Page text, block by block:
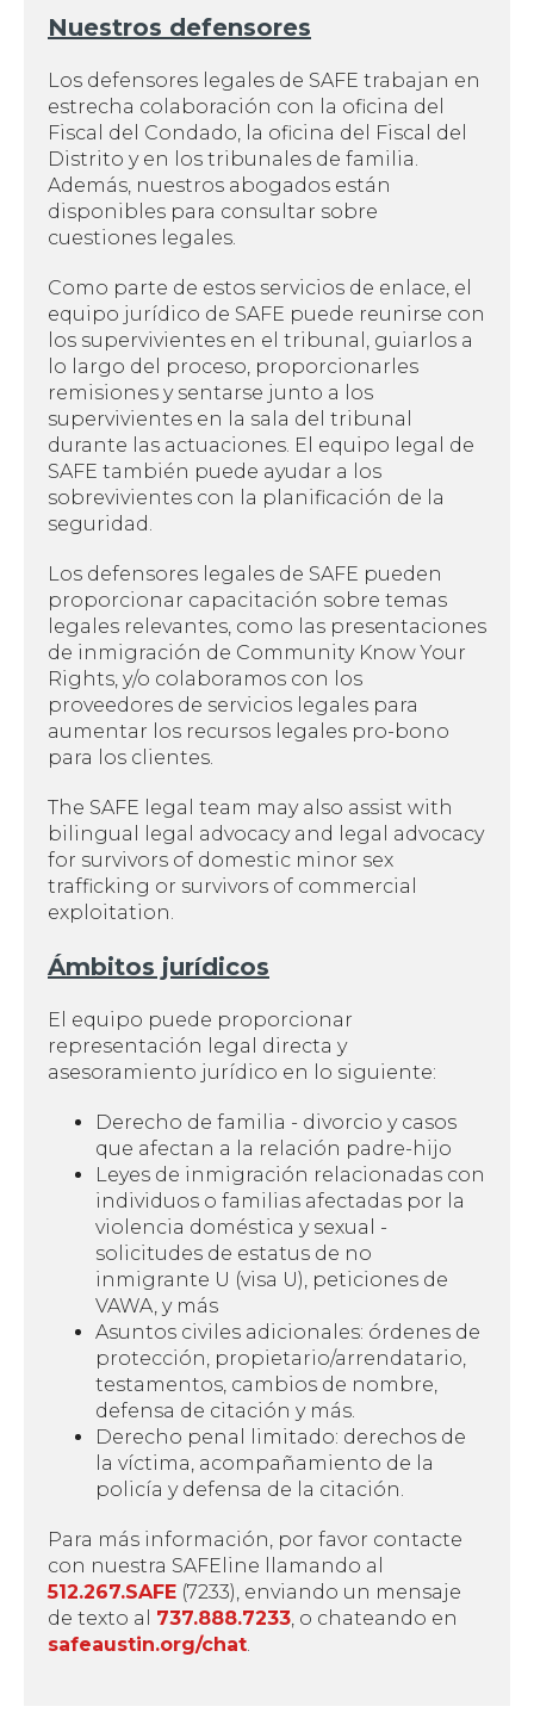
Nuestros defensores
Los defensores legales de SAFE trabajan en
estrecha colaboración con la oficina del
Fiscal del Condado, la oficina del Fiscal del
Distrito y en los tribunales de familia.
Además, nuestros abogados están
disponibles para consultar sobre
cuestiones legales.
Como parte de estos servicios de enlace, el
equipo jurídico de SAFE puede reunirse con
los supervivientes en el tribunal, guiarlos a
lo largo del proceso, proporcionarles
remisiones y sentarse junto a los
supervivientes en la sala del tribunal
durante las actuaciones. El equipo legal de
SAFE también puede ayudar a los
sobrevivientes con la planificación de la
seguridad.
Los defensores legales de SAFE pueden
proporcionar capacitación sobre temas
legales relevantes, como las presentaciones
de inmigración de Community Know Your
Rights, y/o colaboramos con los
proveedores de servicios legales para
aumentar los recursos legales pro-bono
para los clientes.
The SAFE legal team may also assist with
bilingual legal advocacy and legal advocacy
for survivors of domestic minor sex
trafficking or survivors of commercial
exploitation.
Ámbitos jurídicos
El equipo puede proporcionar
representación legal directa y
asesoramiento jurídico en lo siguiente:
Derecho de familia - divorcio y casos
que afectan a la relación padre-hijo
Leyes de inmigración relacionadas con
individuos o familias afectadas por la
violencia doméstica y sexual -
solicitudes de estatus de no
inmigrante U (visa U), peticiones de
VAWA, y más
Asuntos civiles adicionales: órdenes de
protección, propietario/arrendatario,
testamentos, cambios de nombre,
defensa de citación y más.
Derecho penal limitado: derechos de
la víctima, acompañamiento de la
policía y defensa de la citación.
Para más información, por favor contacte
con nuestra SAFEline llamando al
512.267.SAFE (7233), enviando un mensaje
de texto al 737.888.7233, o chateando en
safeaustin.org/chat.